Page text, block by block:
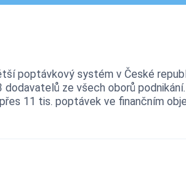
poptávkový systém v České
ze všech oborů podnikání.
11 tis. poptávek ve finančním